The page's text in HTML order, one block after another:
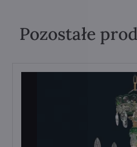
Pozostałe